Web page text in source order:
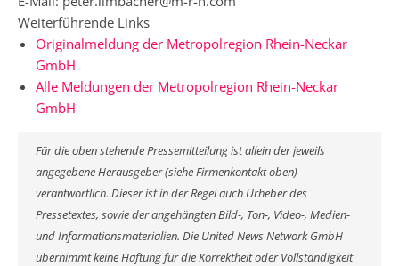
Weiterführende Links
Originalmeldung der Metropolregion Rhein-Neckar
GmbH
Alle Meldungen der Metropolregion Rhein-Neckar
GmbH
Für die oben stehende Pressemitteilung ist allein der jeweils
angegebene Herausgeber (siehe Firmenkontakt oben)
verantwortlich. Dieser ist in der Regel auch Urheber des
Pressetextes, sowie der angehängten Bild-, Ton-, Video-, Medien-
und Informationsmaterialien. Die United News Network GmbH
übernimmt keine Haftung für die Korrektheit oder Vollständigkeit